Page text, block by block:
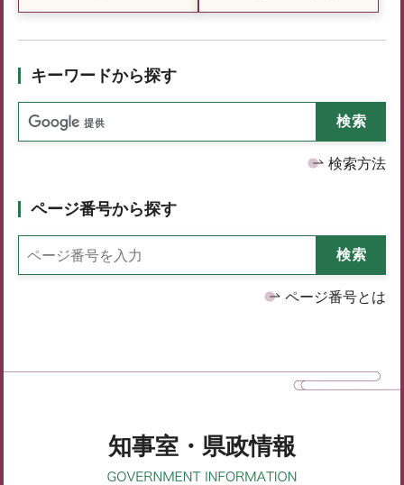
キーワードから探す
検索方法
ページ番号から探す
ページ番号とは
知事室・県政情報